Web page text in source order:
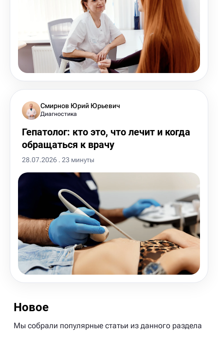
Смирнов Юрий Юрьевич
Диагностика
Гепатолог: кто это, что лечит и когда
обращаться к врачу
28.07.2026 . 23 минуты
Новое
Мы собрали популярные статьи из данного раздела